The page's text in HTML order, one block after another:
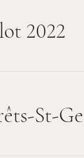
2022
St-